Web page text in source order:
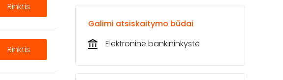
Rinktis
Rinktis
Galimi atsiskaitymo būdai
Elektroninė bankininkystė